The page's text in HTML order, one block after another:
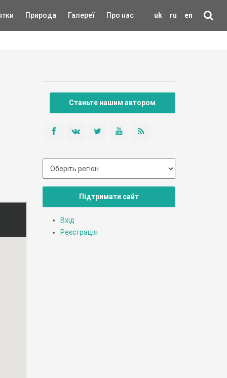
uk ru en
Природа Галереї Про нас
Станьте нашим автором
Підтримати сайт
Вхід
Реєстрація